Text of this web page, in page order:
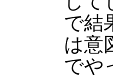
で結
は意
でや